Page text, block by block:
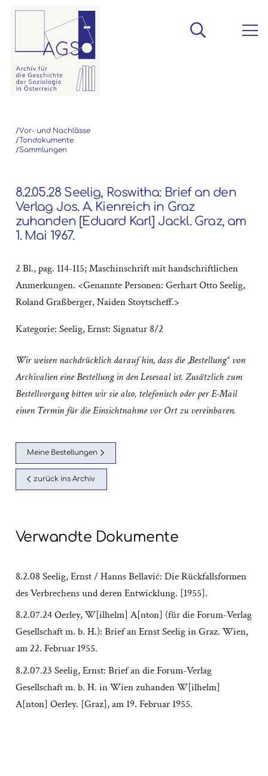
/Vor- und Nachlässe
/Tondokumente
/Sammlungen
8.2.05.28 Seelig, Roswitha: Brief an den
Verlag Jos. A. Kienreich in Graz
zuhanden [Eduard Karl] Jackl. Graz, am
1. Mai 1967.
2 Bl., pag. 114-115; Maschinschrift mit handschriftlichen
Anmerkungen. <Genannte Personen: Gerhart Otto Seelig,
Roland Graßberger, Naiden Stoytscheff.>
Kategorie: Seelig, Ernst: Signatur 8/2
Wir weisen nachdrücklich darauf hin, dass die „Bestellung“ von
Archivalien eine Bestellung in den Lesesaal ist. Zusätzlich zum
Bestellvorgang bitten wir sie also, telefonisch oder per E-Mail
einen Termin für die Einsichtnahme vor Ort zu vereinbaren.
Meine Bestellungen
zurück ins Archiv
Verwandte Dokumente
8.2.08 Seelig, Ernst / Hanns Bellavić: Die Rückfallsformen
des Verbrechens und deren Entwicklung. [1955].
8.2.07.24 Oerley, W[ilhelm] A[nton] (für die Forum-Verlag
Gesellschaft m. b. H.): Brief an Ernst Seelig in Graz. Wien,
am 22. Februar 1955.
8.2.07.23 Seelig, Ernst: Brief an die Forum-Verlag
Gesellschaft m. b. H. in Wien zuhanden W[ilhelm]
A[nton] Oerley. [Graz], am 19. Februar 1955.